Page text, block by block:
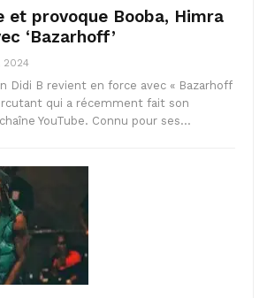
et provoque Booba, Himra
‘Bazarhoff’
2024
Didi B revient en force avec « Bazarhoff
qui a récemment fait son
YouTube. Connu pour ses…